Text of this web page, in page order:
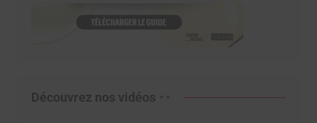
Découvrez nos vidéos